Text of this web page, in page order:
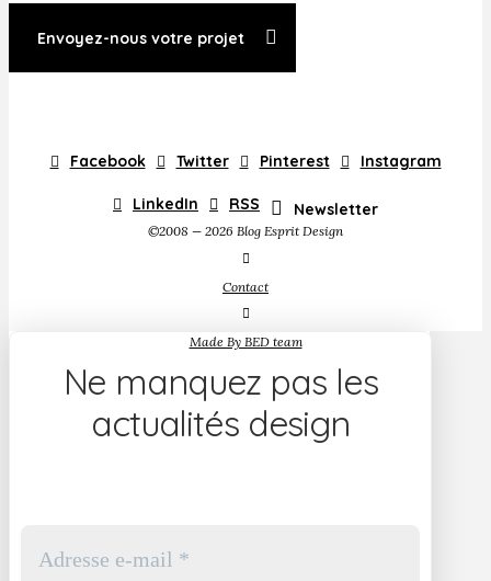
Envoyez-nous votre projet
Facebook Twitter Pinterest Instagram
LinkedIn RSS Newsletter
©2008 — 2026 Blog Esprit Design
Contact
Made By BED team
Ne manquez pas les
actualités design